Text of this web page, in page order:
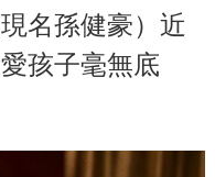
名孫健豪）近
孩子毫無底